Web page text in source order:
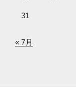
31
« 7月